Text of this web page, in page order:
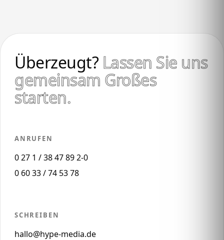
Überzeugt? Lassen Sie uns
gemeinsam Großes
starten.
ANRUFEN
0 27 1 / 38 47 89 2-0
0 60 33 / 74 53 78
SCHREIBEN
hallo@hype-media.de